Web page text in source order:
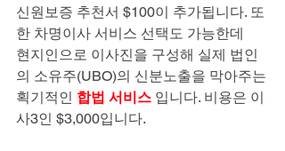
신원보증 추천서 $100이 추가됩니다. 또
한 차명이사 서비스 선택도 가능한데
현지인으로 이사진을 구성해 실제 법인
의 소유주(UBO)의 신분노출을 막아주는
획기적인 합법 서비스 입니다. 비용은 이
사3인 $3,000입니다.